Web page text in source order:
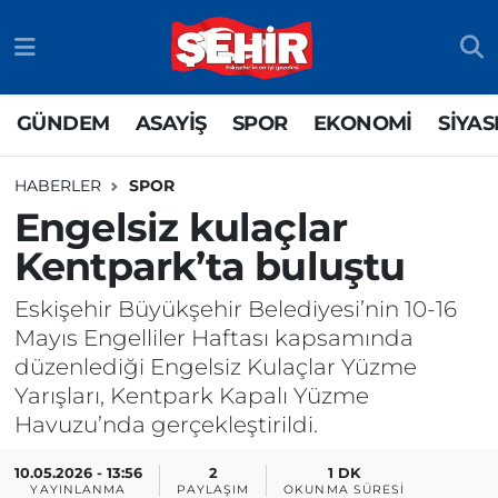
GÜNDEM ASAYİŞ SPOR EKONOMİ
HABERLER SPOR
Engelsiz kulaçlar
Kentpark’ta buluştu
Eskişehir Büyükşehir Belediyesi’nin 10-16
Mayıs Engelliler Haftası kapsamında
düzenlediği Engelsiz Kulaçlar Yüzme
Yarışları, Kentpark Kapalı Yüzme
Havuzu’nda gerçekleştirildi.
10.05.2026 - 13:56
YAYINLANMA
2
PAYLAŞIM
1 DK
OKUNMA SÜRESI
SPOR
EKONOMİ
SİYASET
RESMİ İLAN
SİYASET
SPOR
EKONOMİ
EĞİTİM
SAĞLIK
TEKNOLOJİ
Odunpazarı Nöbetçi Eczaneler
Odunpazarı Hava Durumu
Odunpazarı Trafik Yoğunluk Haritası
TFF 3.Lig 4.Grup Puan Durumu ve Fikstür
Tüm Manşetler
Son Dakika Haberleri
Haber Arşivi